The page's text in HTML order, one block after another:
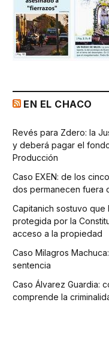
EN EL CHACO
Revés para Zdero: la
y deberá pagar el
Producción
Caso EXEN: de los
dos permanecen fuera
Capitanich sostuvo
protegida por la
acceso a la propiedad
Caso Milagros
sentencia
Caso Álvarez Guardia:
comprende la